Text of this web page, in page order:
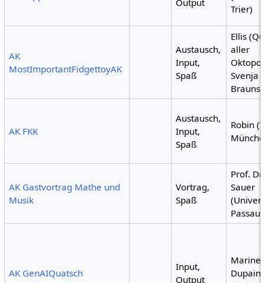
Trier)
AK
MostImportantFidgettoyAK
Austausch,
Input,
Spaß
Ellis
aller
Svenja
AK FKK
Austausch,
Input,
Spaß
Robin
AK Gastvortrag Mathe und
Musik
Vortrag,
Spaß
Prof.
Sauer
Passau)
AK GenAIQuatsch
Input,
Output
Dupain